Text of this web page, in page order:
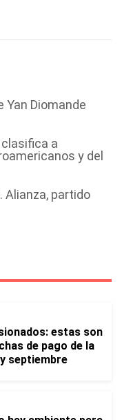
Yan Diomande
clasifica a
y del
Alianza, partido
estas son
de pago de la
septiembre